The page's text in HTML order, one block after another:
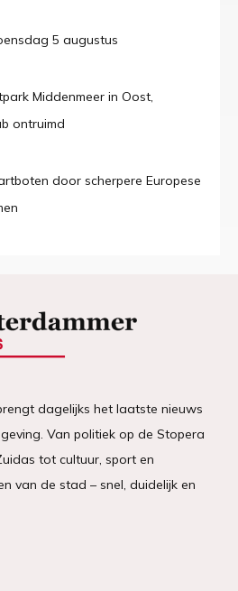
5 augustus
Middenmeer in Oost,
ontruimd
door scherpere Europese
dagelijks het laatste nieuws
Van politiek op de Stopera
tot cultuur, sport en
van de stad – snel, duidelijk en